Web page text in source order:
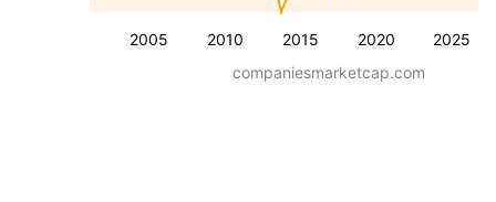
2005 2010 2015 2020 2025
companiesmarketcap.com